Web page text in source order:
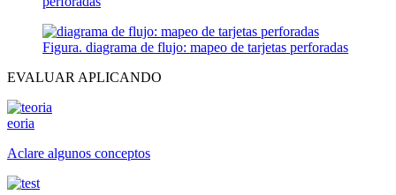
Figura. diagrama de flujo: mapeo de tarjetas perforadas
EVALUAR APLICANDO
eoria
Aclare algunos conceptos